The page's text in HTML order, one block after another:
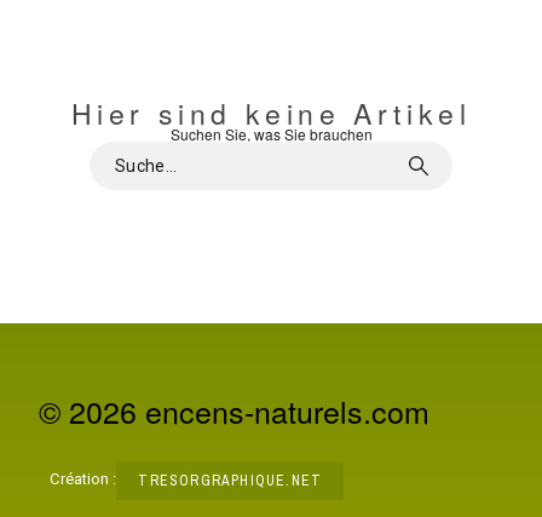
Hier sind keine Artikel
Suchen Sie, was Sie brauchen
© 2026 encens-naturels.com
Création : TRESORGRAPHIQUE.NET